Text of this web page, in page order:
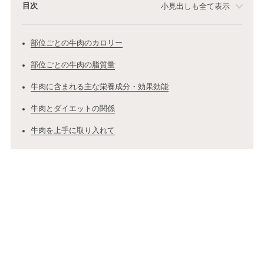
目次 小見出しも全て表示
部位ごとの牛肉のカロリー
部位ごとの牛肉の脂質量
牛肉に含まれる主な栄養成分・効果効能
牛肉とダイエットの関係
牛肉を上手に取り入れて